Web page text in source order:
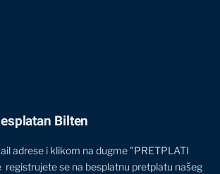
Bilten
adrese i klikom na dugme "PRETPLATI
registrujete se na besplatnu pretplatu našeg